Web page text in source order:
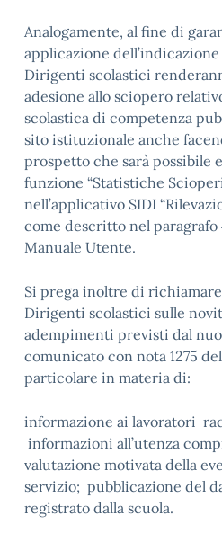
Analogamente, al fine di
applicazione
Dirigenti scolastici
adesione allo sciopero
scolastica di competenza
sito istituzionale anche
prospetto che sarà possibile
funzione “Statistiche
nell’applicativo SIDI
come descritto nel paragrafo
Manuale Utente.
Si prega inoltre di
Dirigenti scolastici sulle
adempimenti previsti dal
comunicato con nota 1275
particolare in materia di:
informazione ai lavoratori
informazioni all’utenza
valutazione motivata della
servizio; pubblicazione del
registrato dalla scuola.